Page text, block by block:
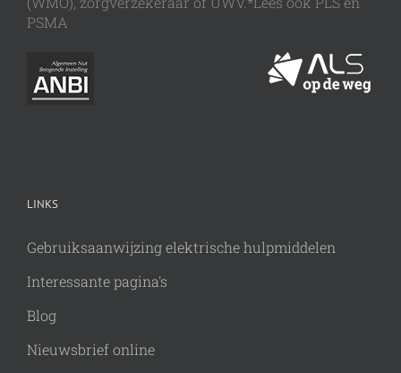
PSMA
LINKS
Gebruiksaanwijzing elektrische hulpmiddelen
Interessante pagina's
Blog
Nieuwsbrief online